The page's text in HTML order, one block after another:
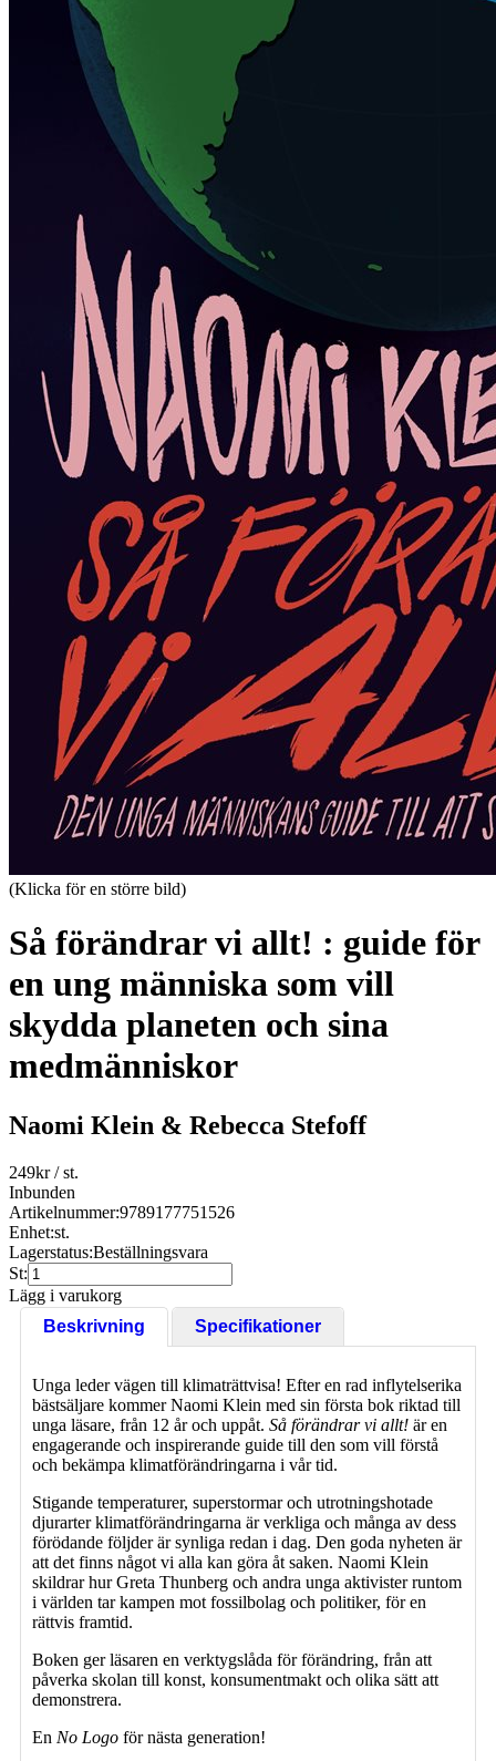
(Klicka för en större bild)
Så förändrar vi allt! : guide för
en ung människa som vill
skydda planeten och sina
medmänniskor
Naomi Klein & Rebecca Stefoff
249kr/ st.
Inbunden
Artikelnummer:9789177751526
Enhet:st.
Lagerstatus:Beställningsvara
St:
Lägg i varukorg
Beskrivning
Specifikationer
Unga leder vägen till klimaträttvisa! Efter en rad inflytelserika
bästsäljare kommer Naomi Klein med sin första bok riktad till
unga läsare, från 12 år och uppåt. Så förändrar vi allt! är en
engagerande och inspirerande guide till den som vill förstå
och bekämpa klimatförändringarna i vår tid.
Stigande temperaturer, superstormar och utrotningshotade
djurarter klimatförändringarna är verkliga och många av dess
förödande följder är synliga redan i dag. Den goda nyheten är
att det finns något vi alla kan göra åt saken. Naomi Klein
skildrar hur Greta Thunberg och andra unga aktivister runtom
i världen tar kampen mot fossilbolag och politiker, för en
rättvis framtid.
Boken ger läsaren en verktygslåda för förändring, från att
påverka skolan till konst, konsumentmakt och olika sätt att
demonstrera.
En No Logo för nästa generation!